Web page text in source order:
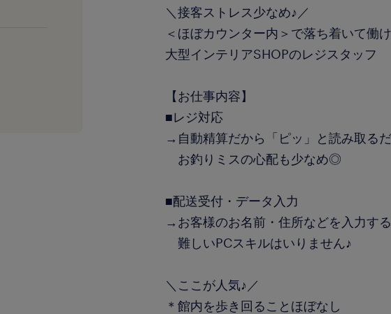
＼接客ストレス少なめ♪／
＜ほぼカウンター内＞で落ち着いて働
大型インテリアSHOPのレジスタッフ
【お仕事内容】
■レジ対応
→自動精算だから「ピッ」と読み取る
お釣りミスの心配も少なめ◎
■配送受付・データ入力
→お客様のお名前・住所などを入力す
難しいPCスキルはいりません♪
＼ここが人気♪／
＊館内を歩き回ることほぼなし